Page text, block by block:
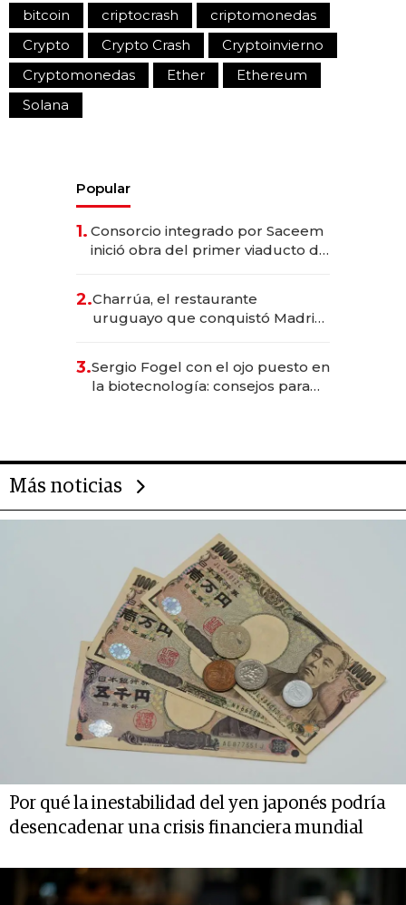
bitcoin criptocrash
criptomonedas
Crypto
Crypto Crash
Cryptoinvierno
Cryptomonedas
Ether
Ethereum
Solana
Popular
1. Consorcio integrado por Saceem
inició obra del primer viaducto de
millones
2.Charrúa, el restaurante
uruguayo que conquistó Madrid:
anticipación y prepara apertura
3.Sergio Fogel con el ojo puesto en
la biotecnología: consejos para
Más noticias
Por qué la inestabilidad del yen japonés podría
desencadenar una crisis financiera mundial